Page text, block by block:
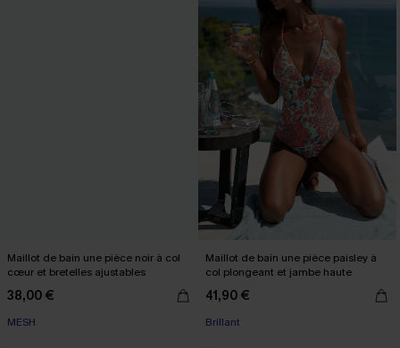
Maillot de bain une pièce noir à col
cœur et bretelles ajustables
38,00 €
MESH
Maillot de bain une pièce paisley à
col plongeant et jambe haute
41,90 €
Brillant